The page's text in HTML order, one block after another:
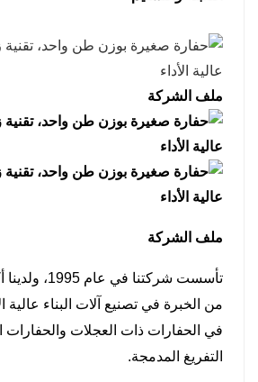
ملف الشركة
ملف الشركة
من الخبرة في تصنيع آلات البناء عالية
في الحفارات ذات العجلات والحفارات
التفريغ المدمجة.